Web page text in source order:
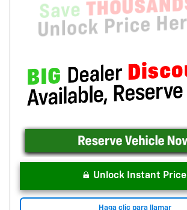
Unlock Instant Price
Haga clic para llamar